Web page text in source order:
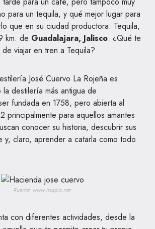
para un tequila, y qué mejor lugar para
que en su ciudad productora: Tequila,
km. de Guadalajara, Jalisco. ¿Qué te
viajar en tren a Tequila?
José Cuervo La Rojeña es
destilería más antigua de
fundada en 1758, pero abierta al
principalmente para aquellos amantes
conocer su historia, descubrir sus
y, claro, aprender a catarla como todo
Fuente: www.mapio.net
con diferentes actividades, desde la